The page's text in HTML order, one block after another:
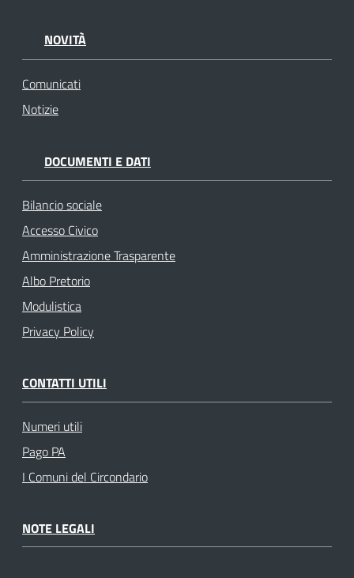
NOVITÀ
Comunicati
Notizie
DOCUMENTI E DATI
Bilancio sociale
Accesso Civico
Amministrazione Trasparente
Albo Pretorio
Modulistica
Privacy Policy
CONTATTI UTILI
Numeri utili
Pago PA
I Comuni del Circondario
NOTE LEGALI